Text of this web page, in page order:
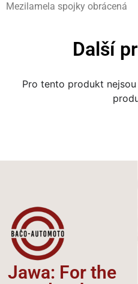
Mezilamela spojky obrácená
Další
Pro tento produkt
Jawa: For the